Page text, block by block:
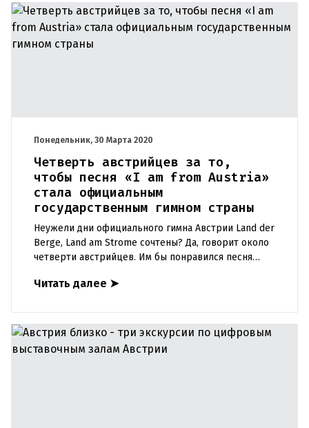
Понедельник, 30 Марта 2020
Четверть австрийцев за то,
чтобы песня «I am from Austria»
стала официальным
государственным гимном страны
Неужели дни официального гимна Австрии Land der
Berge, Land am Strome сочтены? Да, говорит около
четверти австрийцев. Им бы понравился песня
гимна страны.
Читать далее ➤